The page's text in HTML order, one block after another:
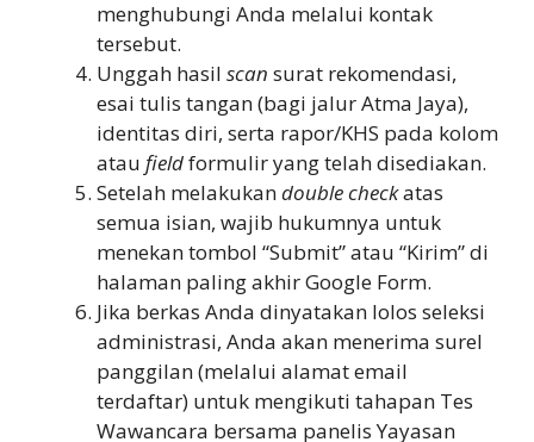
menghubungi Anda melalui kontak
tersebut.
Unggah hasil scan surat rekomendasi,
esai tulis tangan (bagi jalur Atma Jaya),
identitas diri, serta rapor/KHS pada kolom
atau fieldformulir yang telah disediakan.
Setelah melakukandouble checkatas
semua isian, wajib hukumnya untuk
menekan tombol “Submit” atau “Kirim” di
halaman paling akhir Google Form.
Jika berkas Anda dinyatakan lolos seleksi
administrasi, Anda akan menerima surel
panggilan (melalui alamat email
terdaftar) untuk mengikuti tahapan Tes
Wawancara bersama panelis Yayasan